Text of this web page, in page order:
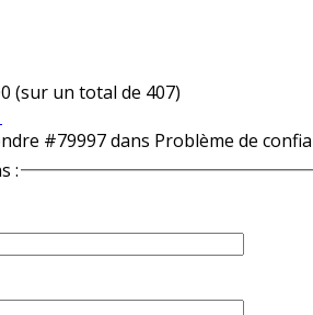
(sur un total de 407)
#79997 dans Problème de
: